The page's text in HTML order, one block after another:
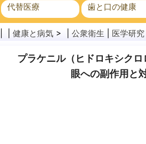
代替医療
歯と口の健康
がん
公衆衛生
健康と病気 > | 公衆衛生 医学研究
プラケニル（ヒドロキシク
眼への副作用と